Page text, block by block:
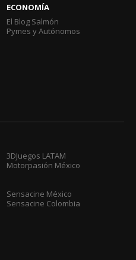
ECONOMÍA
El Blog Salmón
Pymes y Autónomos
3DJuegos LATAM
Motorpasión México
Sensacine México
Sensacine Colombia